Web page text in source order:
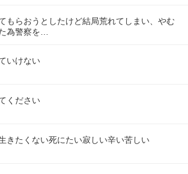
もらおうとしたけど結局荒れてしまい、やむ
為警察を…
いけない
ください
きたくない死にたい寂しい辛い苦しい